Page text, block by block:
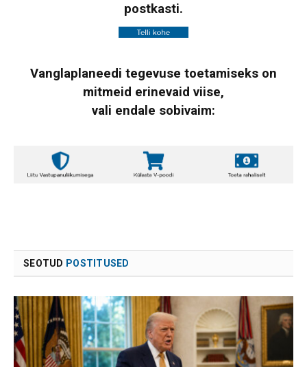
postkasti.
Vanglaplaneedi tegevuse toetamiseks on
mitmeid erinevaid viise,
vali endale sobivaim:
SEOTUD POSTITUSED